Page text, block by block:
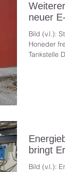
neuer
Bild (v.l.):
Honeder
Tankstelle
bringt
Bild (v.l.):